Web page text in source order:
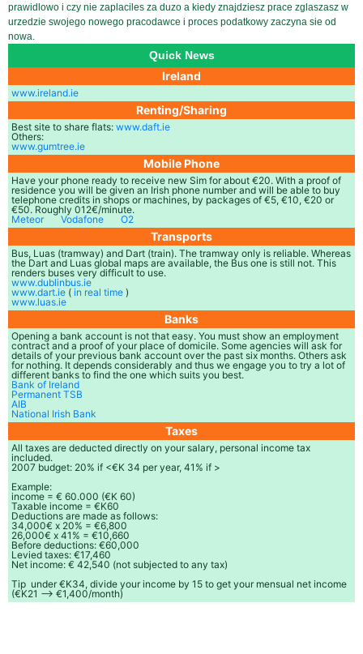
prawidlowo i czy nie zaplaciles za duzo a kiedy znajdziesz prace zglaszasz w
urzedzie swojego nowego pracodawce i proces podatkowy zaczyna sie od
nowa.
Quick News
Ireland
www.ireland.ie
Renting/Sharing
Best site to share flats: www.daft.ie
Others:
www.gumtree.ie
Mobile Phone
Have your phone ready to receive new Sim for about €20. With a proof of
residence you will be given an Irish phone number and will be able to buy
telephone credits in shops or machines, by packages of €5, €10, €20 or
€50. Roughly 012€/minute.
Meteor
Vodafone O2
Transports
Bus, Luas (tramway) and Dart (train). The tramway only is reliable. Whereas
the Dart and Luas global maps are available, the Bus one is still not. This
renders buses very difficult to use.
www.dublinbus.ie
www.dart.ie ( in real time )
www.luas.ie
Banks
Opening a bank account is not that easy. You must show an employment
contract and a proof of your place of domicile. Some agencies will ask for
details of your previous bank account over the past six months. Others ask
for nothing. It depends considerably and thus we engage you to try a lot of
different banks to find the one which suits you best.
Bank of Ireland
Permanent TSB
AIB
National Irish Bank
Taxes
All taxes are deducted directly on your salary, personal income tax
included.
2007 budget: 20% if <€K 34 per year, 41% if >
Example:
income = € 60.000 (€K 60)
Taxable income = €K60
Deductions are made as follows:
34,000€ x 20% = €6,800
26,000€ x 41% = €10,660
Before deductions: €60,000
Levied taxes: €17,460
Net income: € 42,540 (not subjected to any tax)
Tip  under €K34, divide your income by 15 to get your mensual net income
(€K21 --> €1,400/month)